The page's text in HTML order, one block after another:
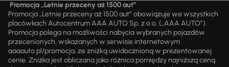
Promocja „Letnie przeceny aż 1500 aut”
Promocja „Letnie przeceny aż 1500 aut” obowiązuje we wszystkich
placówkach Autocentrum AAA AUTO Sp. z o.o. („AAA AUTO”).
Promocja polega na możliwości nabycia wybranych pojazdów
przecenionych, wskazanych w serwisie internetowym
aaaauto.pl/promocja, ze zniżką uwidocznioną w prezentowanej
cenie. Zniżka jest obliczana jako różnica pomiędzy najniższą ceną